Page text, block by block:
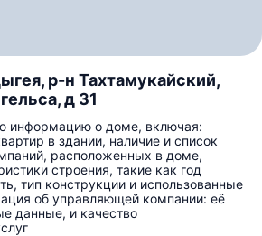
р-н Тахтамукайский,
д 31
информацию о доме, включая:
в здании, наличие и список
расположенных в доме,
строения, такие как год
тип конструкции и использованные
об управляющей компании: её
данные, и качество